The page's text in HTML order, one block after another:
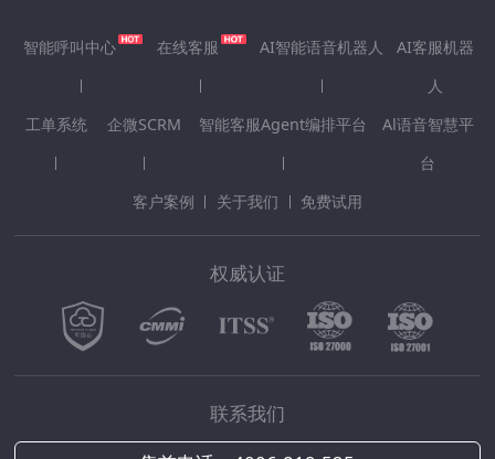
智能呼叫中心 在线客服 AI智能语音机器人
AI客服机器
人
工单系统
企微SCRM 智能客服Agent编排平台
Al语音智慧平
台
客户案例
关于我们 免费试用
权威认证
联系我们